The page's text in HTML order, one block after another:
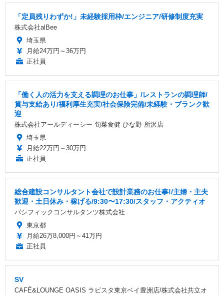
「定員残りわずか!」未経験採用枠/エンジニア/研修制度充実
株式会社alBee
埼玉県
月給24万円～36万円
正社員
「働く人の活力を支える調理のお仕事」/レストランの調理師/
賞与支給あり/福利厚生充実/社会保険完備/未経験・ブランク歓
迎
株式会社アールディーシー 旬菜食健 ひな野 所沢店
埼玉県
月給22万円～30万円
正社員
総合建設コンサルタント会社で設計業務のお仕事!/主婦・主夫
歓迎・土日休み・稼げる/9:30〜17:30/スタッフ・アクティオ
パシフィックコンサルタンツ株式会社
東京都
月給26万8,000円～41万円
正社員
SV
CAFÉ&LOUNGE OASIS ラビスタ東京ベイ豊洲店/株式会社共立オ